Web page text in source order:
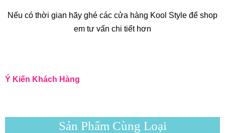
Nếu có thời gian hãy ghé các cửa hàng Kool Style để shop
em tư vấn chi tiết hơn
Ý Kiến Khách Hàng
Sản Phẩm Cùng Loại